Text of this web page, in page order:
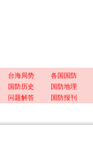
台海局势 各国国防
国防历史 国防地理
问题解答 国防报刊